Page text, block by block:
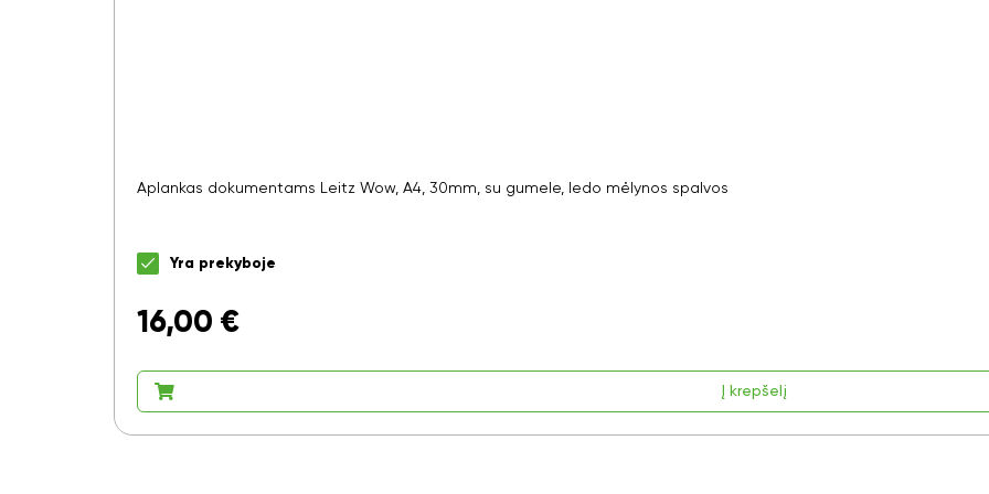
Aplankas dokumentams Leitz Wow, A4, 30mm, su gumele, ledo mėlynos spalvos
Yra prekyboje
16,00 €
Į krepšelį